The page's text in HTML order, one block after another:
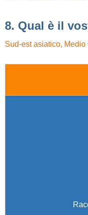
8. Qual è il
Sud-est asiatico,